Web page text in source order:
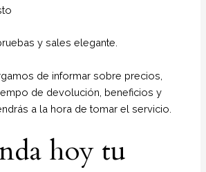
y sales elegante.
de informar sobre precios,
de devolución, beneficios y
a la hora de tomar el servicio.
hoy tu